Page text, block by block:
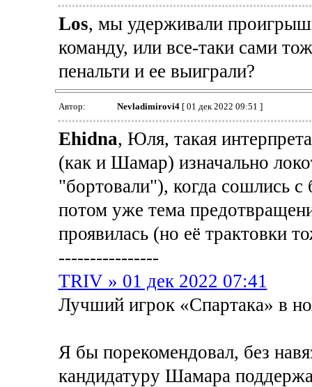
Los, мы удерживали
команду, или все-таки сами
пенальти и ее выиграли?
Автор: Nevladimirovi4[ 01 дек 2022 09:51 ]
Ehidna, Юля, такая
(как и Шамар) изначально
"бортовали"), когда сошлись
потом уже тема
проявилась (но её трактовки
----------------
TRIV » 01 дек 2022 07:41
Лучший игрок «Спартака» в
Я бы порекомендовал, без
кандидатуру Шамара